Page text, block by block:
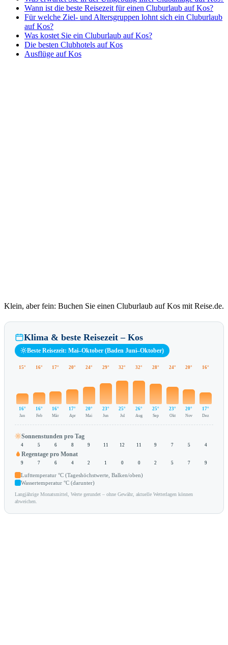
Wann ist die beste Reisezeit für einen Cluburlaub auf Kos?
Für welche Ziel- und Altersgruppen lohnt sich ein Cluburlaub
auf Kos?
Was kostet Sie ein Cluburlaub auf Kos?
Die besten Clubhotels auf Kos
Ausflüge auf Kos
Klein, aber fein: Buchen Sie einen Cluburlaub auf Kos mit Reise.de.
Klima & beste Reisezeit – Kos
Beste Reisezeit: Mai–Oktober (Baden Juni–Oktober)
15°
16°
Jan
16°
16°
Feb
17°
16°
Mär
20°
17°
Apr
24°
20°
Mai
29°
23°
Jun
32°
25°
Jul
32°
26°
Aug
28°
25°
Sep
24°
23°
Okt
20°
20°
Nov
16°
17°
Dez
Sonnenstunden pro Tag
4 5 6 8 9 11 12 11 9 7 5 4
Regentage pro Monat
9 7 6 4 2 1 0 0 2 5 7 9
Lufttemperatur °C (Tageshöchstwerte, Balken/oben)
Wassertemperatur °C (darunter)
Langjährige Monatsmittel, Werte gerundet – ohne Gewähr, aktuelle Wetterlagen können
abweichen.